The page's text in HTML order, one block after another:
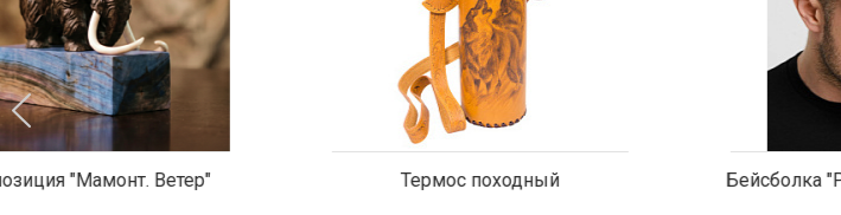
Термос походный Бейсболка "РФ герб" цвет черный